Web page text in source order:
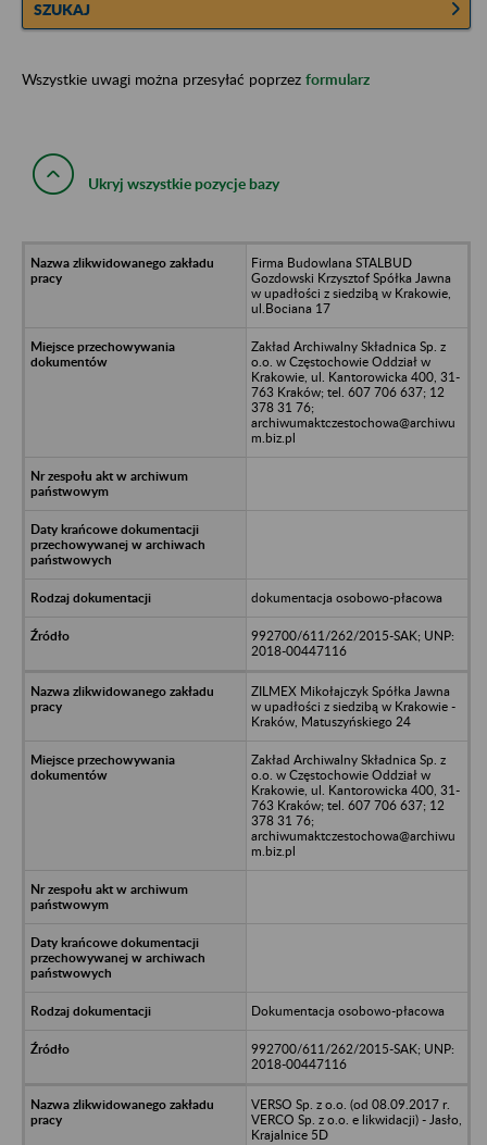
SZUKAJ
Wszystkie uwagi można przesyłać poprzez formularz
Ukryj wszystkie pozycje bazy
Firma Budowlana STALBUD
Gozdowski Krzysztof Spółka Jawna
w upadłości z siedzibą w Krakowie,
ul.Bociana 17
Zakład Archiwalny Składnica Sp. z
o.o. w Częstochowie Oddział w
Krakowie, ul. Kantorowicka 400, 31-
763 Kraków; tel. 607 706 637; 12
378 31 76;
archiwumaktczestochowa@archiwu
m.biz.pl
dokumentacja osobowo-płacowa
992700/611/262/2015-SAK; UNP:
2018-00447116
ZILMEX Mikołajczyk Spółka Jawna
w upadłości z siedzibą w Krakowie -
Kraków, Matuszyńskiego 24
Zakład Archiwalny Składnica Sp. z
o.o. w Częstochowie Oddział w
Krakowie, ul. Kantorowicka 400, 31-
763 Kraków; tel. 607 706 637; 12
378 31 76;
archiwumaktczestochowa@archiwu
m.biz.pl
Dokumentacja osobowo-płacowa
992700/611/262/2015-SAK; UNP:
2018-00447116
VERSO Sp. z o.o. (od 08.09.2017 r.
VERCO Sp. z o.o. e likwidacji) - Jasło,
Krajalnice 5D